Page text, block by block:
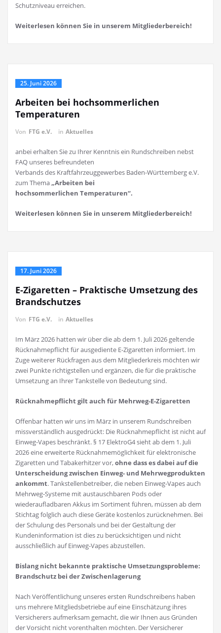
Schutzniveau erreichen.
Weiterlesen können Sie in unserem Mitgliederbereich!
25. Juni 2026
Arbeiten bei hochsommerlichen
Temperaturen
Von FTG e.V. in Aktuelles
anbei erhalten Sie zu Ihrer Kenntnis ein Rundschreiben nebst
FAQ unseres befreundeten
Verbands des Kraftfahrzeuggewerbes Baden-Württemberg e.V.
zum Thema„Arbeiten bei
hochsommerlichen Temperaturen“.
Weiterlesen können Sie in unserem Mitgliederbereich!
17. Juni 2026
E-Zigaretten – Praktische Umsetzung des
Brandschutzes
Von FTG e.V. in Aktuelles
Im März 2026 hatten wir über die ab dem 1. Juli 2026 geltende
Rücknahmepflicht für ausgediente E-Zigaretten informiert. Im
Zuge weiterer Rückfragen aus dem Mitgliederkreis möchten wir
zwei Punkte richtigstellen und ergänzen, die für die praktische
Umsetzung an Ihrer Tankstelle von Bedeutung sind.
Rücknahmepflicht gilt auch für Mehrweg-E-Zigaretten
Offenbar hatten wir uns im März in unserem Rundschreiben
missverständlich ausgedrückt: Die Rücknahmepflicht ist nicht auf
Einweg-Vapes beschränkt. § 17 ElektroG4 sieht ab dem 1. Juli
2026 eine erweiterte Rücknahmemöglichkeit für elektronische
Zigaretten und Tabakerhitzer vor,ohne dass es dabei auf die
Unterscheidung zwischen Einweg- und Mehrwegprodukten
ankommt. Tankstellenbetreiber, die neben Einweg-Vapes auch
Mehrweg-Systeme mit austauschbaren Pods oder
wiederaufladbaren Akkus im Sortiment führen, müssen ab dem
Stichtag folglich auch diese Geräte kostenlos zurücknehmen. Bei
der Schulung des Personals und bei der Gestaltung der
Kundeninformation ist dies zu berücksichtigen und nicht
ausschließlich auf Einweg-Vapes abzustellen.
Bislang nicht bekannte praktische Umsetzungsprobleme:
Brandschutz bei der Zwischenlagerung
Nach Veröffentlichung unseres ersten Rundschreibens haben
uns mehrere Mitgliedsbetriebe auf eine Einschätzung ihres
Versicherers aufmerksam gemacht, die wir Ihnen aus Gründen
der Vorsicht nicht vorenthalten möchten. Der Versicherer